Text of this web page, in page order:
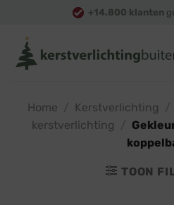
content
+14.800 klanten
Home Kerstverlichting
kerstverlichting
TOON